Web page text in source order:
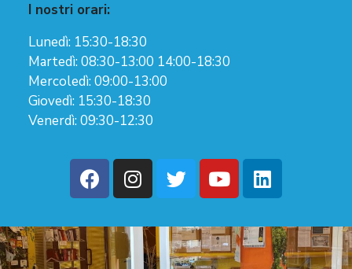
I nostri orari:
Lunedì: 15:30-18:30
Martedì: 08:30-13:00 14:00-18:30
Mercoledì: 09:00-13:00
Giovedì: 15:30-18:30
Venerdì: 09:30-12:30